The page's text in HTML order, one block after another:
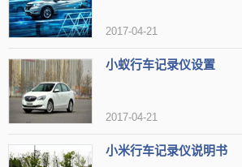
2017-04-21
小蚁行车记录仪设置
2017-04-21
小米行车记录仪说明书